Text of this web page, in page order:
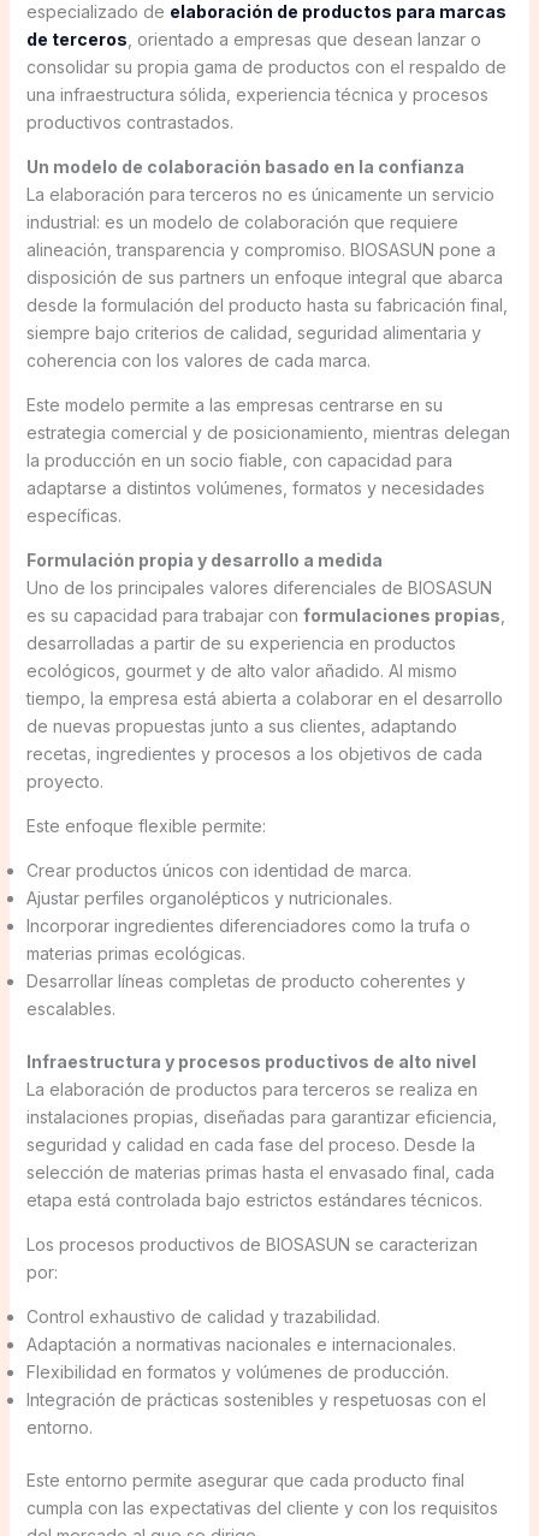
especializado de elaboración de productos para marcas
de terceros, orientado a empresas que desean lanzar o
consolidar su propia gama de productos con el respaldo de
una infraestructura sólida, experiencia técnica y procesos
productivos contrastados.
Un modelo de colaboración basado en la confianza
La elaboración para terceros no es únicamente un servicio
industrial: es un modelo de colaboración que requiere
alineación, transparencia y compromiso. BIOSASUN pone a
disposición de sus partners un enfoque integral que abarca
desde la formulación del producto hasta su fabricación final,
siempre bajo criterios de calidad, seguridad alimentaria y
coherencia con los valores de cada marca.
Este modelo permite a las empresas centrarse en su
estrategia comercial y de posicionamiento, mientras delegan
la producción en un socio fiable, con capacidad para
adaptarse a distintos volúmenes, formatos y necesidades
específicas.
Formulación propia y desarrollo a medida
Uno de los principales valores diferenciales de BIOSASUN
es su capacidad para trabajar con formulaciones propias,
desarrolladas a partir de su experiencia en productos
ecológicos, gourmet y de alto valor añadido. Al mismo
tiempo, la empresa está abierta a colaborar en el desarrollo
de nuevas propuestas junto a sus clientes, adaptando
recetas, ingredientes y procesos a los objetivos de cada
proyecto.
Este enfoque flexible permite:
Crear productos únicos con identidad de marca.
Ajustar perfiles organolépticos y nutricionales.
Incorporar ingredientes diferenciadores como la trufa o
materias primas ecológicas.
Desarrollar líneas completas de producto coherentes y
escalables.
Infraestructura y procesos productivos de alto nivel
La elaboración de productos para terceros se realiza en
instalaciones propias, diseñadas para garantizar eficiencia,
seguridad y calidad en cada fase del proceso. Desde la
selección de materias primas hasta el envasado final, cada
etapa está controlada bajo estrictos estándares técnicos.
Los procesos productivos de BIOSASUN se caracterizan
por:
Control exhaustivo de calidad y trazabilidad.
Adaptación a normativas nacionales e internacionales.
Flexibilidad en formatos y volúmenes de producción.
Integración de prácticas sostenibles y respetuosas con el
entorno.
Este entorno permite asegurar que cada producto final
cumpla con las expectativas del cliente y con los requisitos